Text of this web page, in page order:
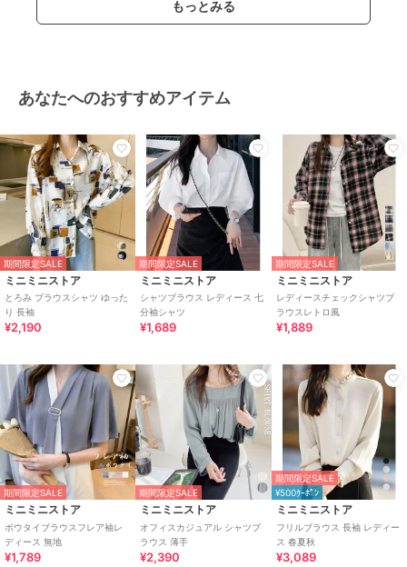
もっとみる
あなたへのおすすめアイテム
期間限定SALE
ミニミニストア
とろみ ブラウスシャツ ゆった
り 長袖
¥2,190
期間限定SALE
ミニミニストア
シャツブラウス レディース 七
分袖シャツ
¥1,689
期間限定SALE
ミニミニストア
レディースチェックシャツブ
ラウスレトロ風
¥1,889
期間限定SALE
ミニミニストア
ボウタイブラウスフレア袖レ
ディース 無地
¥1,789
期間限定SALE
ミニミニストア
オフィスカジュアル シャツブ
ラウス 薄手
¥2,390
期間限定SALE
¥500ｸｰﾎﾟﾝ
ミニミニストア
フリルブラウス 長袖 レディー
ス 春夏秋
¥3,089